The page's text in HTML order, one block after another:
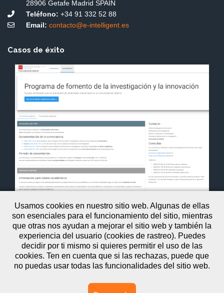
28906 Getafe Madrid SPAIN
Teléfono: +34 91 332 52 88
Email: contacto@e-intelligent.es
Casos de éxito
Doctorados industriales 2017-2025
Usamos cookies en nuestro sitio web. Algunas de ellas
son esenciales para el funcionamiento del sitio, mientras
que otras nos ayudan a mejorar el sitio web y también la
experiencia del usuario (cookies de rastreo). Puedes
decidir por ti mismo si quieres permitir el uso de las
cookies. Ten en cuenta que si las rechazas, puede que
no puedas usar todas las funcionalidades del sitio web.